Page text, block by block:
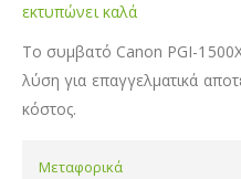
εκτυπώνει καλά
Το συμβατό Canon PGI-
λύση για επαγγελματικά
κόστος.
Μεταφορικά